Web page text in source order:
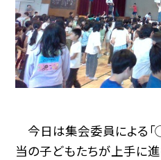
今日は集会委員による「
当の子どもたちが上手に